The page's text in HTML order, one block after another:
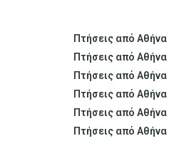
Πτήσεις από
Πτήσεις από Αθήνα
Πτήσεις από Αθήνα
Πτήσεις από
Πτήσεις από
Πτήσεις από Αθήνα